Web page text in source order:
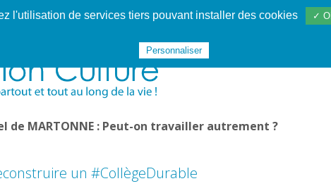
Websphère Les services De 1995 à 2020 TÉC
de MARTONNE : Peut-on travailler autrement ?
un #CollègeDurable
l'utilisation de services tiers pouvant installer des cookies ✓
Personnaliser